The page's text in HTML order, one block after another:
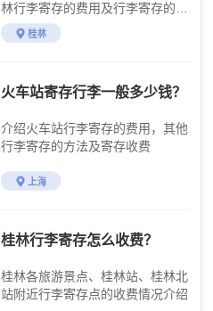
林行李寄存的费用及行李寄存的使
用方法
桂林
火车站寄存行李一般多少钱？
介绍火车站行李寄存的费用，其他
行李寄存的方法及寄存收费
上海
桂林行李寄存怎么收费？
桂林各旅游景点、桂林站、桂林北
站附近行李寄存点的收费情况介绍